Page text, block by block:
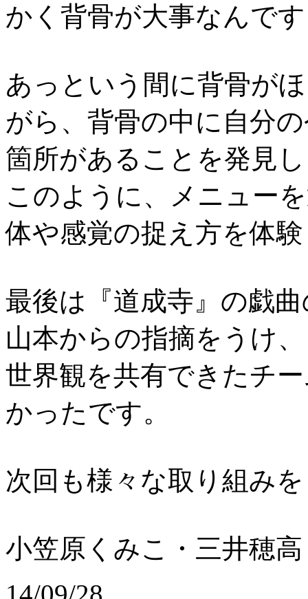
かく背骨が大事なんで
あっという間に背骨が
がら、背骨の中に自分
箇所があることを発見
このように、メニュー
体や感覚の捉え方を体
最後は『道成寺』の戯
山本からの指摘をうけ
世界観を共有できたチ
かったです。
次回も様々な取り組み
小笠原くみこ・三井穂高